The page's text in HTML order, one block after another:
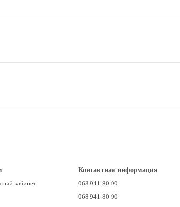
кабинет
Контактная информация
063 941-80-90
068 941-80-90